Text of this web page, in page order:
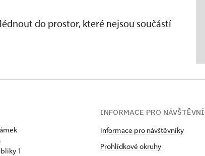
do prostor, které nejsou součástí
1
INFORMACE PRO
Informace pro návštěvníky
Prohlídkové okruhy